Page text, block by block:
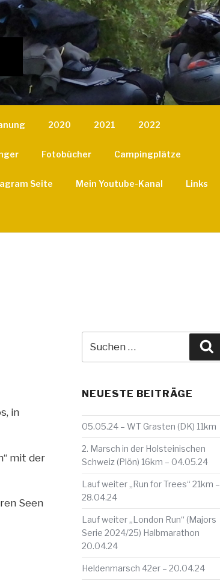
2020 2021 2022
Fotobücher Campingplätze
Seite Mein Youtube-Kanal Links
in
mit der
Seen
nach:
NEUESTE BEITRÄGE
05.05.24 – WT Grasten (DK) 11km
2. Marsch in der Holsteinischen
Schweiz (Plön) 16km – 04.05.24
Lauf weiter „Run for Trees“ 21km –
28.04.24
Lauf weiter „London Run“ (Majors
Serie 2024/25) Halbmarathon
20.04.24
Heldenmarsch 42er – 20.04.24